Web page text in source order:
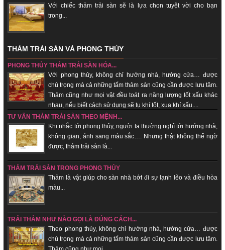
Với chiếc thảm trải sàn sẽ là lựa chon tuyệt vời cho bạn
trong...
THẢM TRẢI SÀN VÀ PHONG THỦY
PHONG THỦY THẢM TRẢI SÀN HÓA...
Với phong thủy, không chỉ hướng nhà, hướng cửa… được
chú trọng mà cả những tấm thảm sàn cũng cần được lưu tâm.
Thảm cũng như mọi vật đều toát ra năng lượng tốt xấu khác
nhau, nếu biết cách sử dụng sẽ tụ khí tốt, xua khí xấu....
TƯ VẤN THẢM TRẢI SÀN THEO MỆNH...
Khi nhắc tới phong thủy, người ta thường nghĩ tới hướng nhà,
không gian, ánh sang màu sắc…. Nhưng thật không thể ngờ
được, thảm trải sàn là...
THẢM TRẢI SÀN TRONG PHONG THỦY
Thảm là vật giúp cho sàn nhà bớt đi sự lạnh lẽo và điều hòa
màu...
TRẢI THẢM NHƯ NÀO GỌI LÀ ĐÚNG CÁCH...
Theo phong thủy, không chỉ hướng nhà, hướng cửa… được
chú trọng mà cả những tấm thảm sàn cũng cần được lưu tâm.